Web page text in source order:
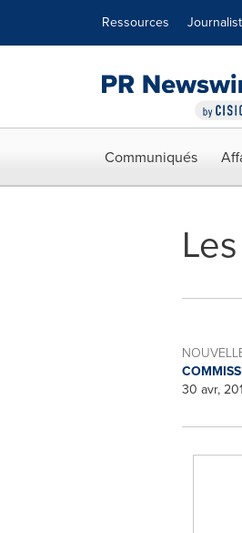
Ressources
Communiqués
30 avr,